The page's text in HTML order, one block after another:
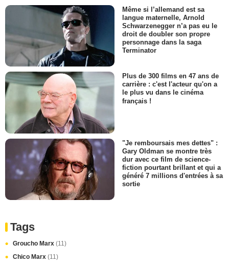
Même si l’allemand est sa
langue maternelle, Arnold
Schwarzenegger n’a pas eu le
droit de doubler son propre
personnage dans la saga
Terminator
Plus de 300 films en 47 ans de
carrière : c'est l'acteur qu'on a
le plus vu dans le cinéma
français !
"Je remboursais mes dettes" :
Gary Oldman se montre très
dur avec ce film de science-
fiction pourtant brillant et qui a
généré 7 millions d'entrées à sa
sortie
Tags
Groucho Marx (11)
Chico Marx (11)